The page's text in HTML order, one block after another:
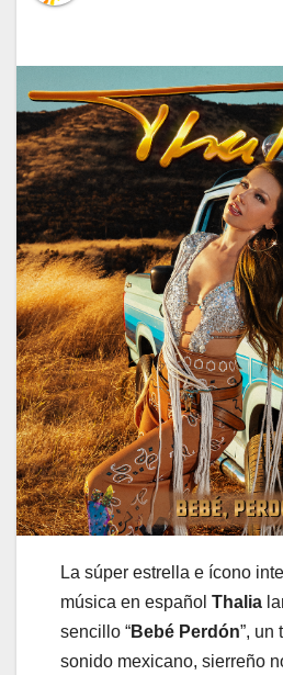
La súper estrella e ícono
música en español Thalia
sencillo “Bebé Perdón”, un
sonido mexicano, sierreño